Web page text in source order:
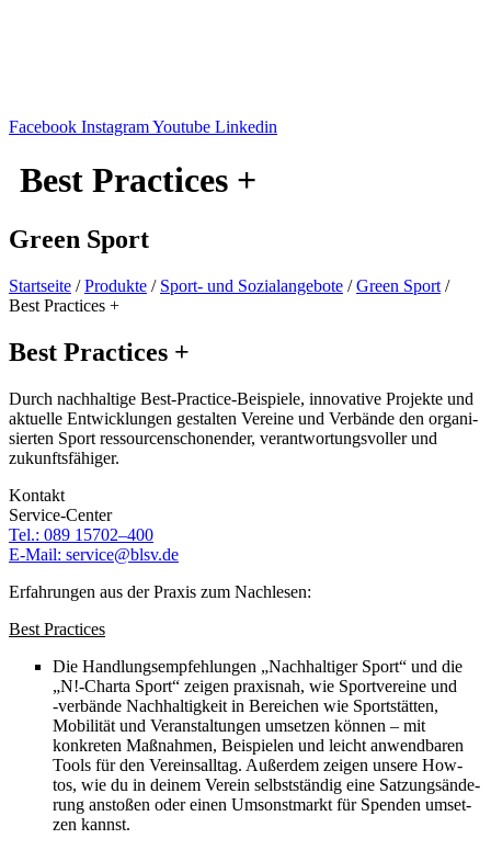
Facebook InstagramYoutube Linkedin
Best Prac­ti­ces +
Green Sport
Start­seite /Produkte / Sport- und Sozi­al­an­ge­bote /Green Sport /
Best Prac­ti­ces +
Best Prac­ti­ces +
Durch nach­hal­tige Best-Prac­­tice-Beispiele, inno­va­tive Projekte und
aktu­elle Entwick­lun­gen gestal­ten Vereine und Verbände den orga­ni­
sier­ten Sport ressour­cen­scho­nen­der, verant­wor­tungs­vol­ler und
zukunftsfähiger.
Kontakt
Service-Center
Tel.: 089 15702–400
E‑Mail: service@​blsv.​de
Erfah­run­gen aus der Praxis zum Nachlesen:
Best Prac­ti­ces
Die Hand­lungs­emp­feh­lun­gen „Nach­hal­ti­ger Sport“ und die
„N!-Charta Sport“ zeigen praxis­nah, wie Sport­ver­eine und
‑verbände Nach­hal­tig­keit in Berei­chen wie Sport­stät­ten,
Mobi­li­tät und Veran­stal­tun­gen umset­zen können – mit
konkre­ten Maßnah­men, Beispie­len und leicht anwend­ba­ren
Tools für den Vereins­all­tag. Außer­dem zeigen unsere How-
tos, wie du in deinem Verein selbst­stän­dig eine Satzungs­än­de­
rung ansto­ßen oder einen Umsonst­markt für Spen­den umset­
zen kannst.